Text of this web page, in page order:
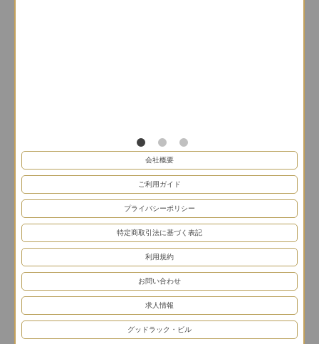
会社概要
ご利用ガイド
プライバシーポリシー
特定商取引法に基づく表記
利用規約
お問い合わせ
求人情報
グッドラック・ビル